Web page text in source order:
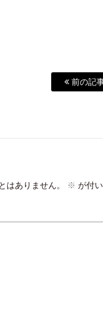
前の記
はありません。 ※ が付